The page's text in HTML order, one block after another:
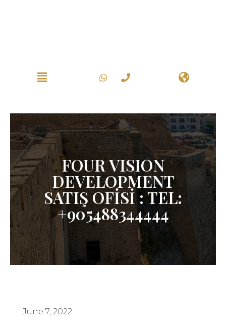
FOUR VISION
DEVELOPMENT
SATIŞ OFİSİ : TEL:
+905488344444
June 7, 2022